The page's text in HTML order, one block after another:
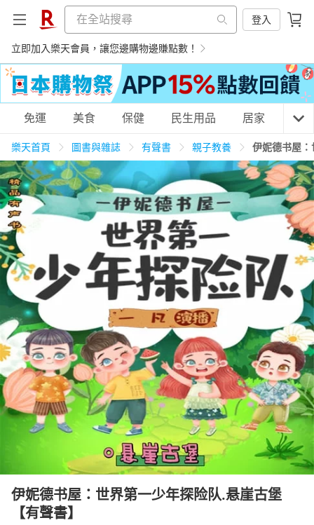
登入
立即加入樂天會員，讓您邊購物邊賺點數！
購物網分類
天天免運 美食蛋糕 養生保健 民生用品
3C家電 運動休閒
女裝 男裝 化妝保養
日本購物 電子/紙本書
HOT
免運 美食 保健 民生用品 居家 3C
樂天首頁 圖書與雜誌 有聲書 親子教養 伊妮德书屋
伊妮德书屋：世界第一少年探险队.悬崖古堡
【有聲書】